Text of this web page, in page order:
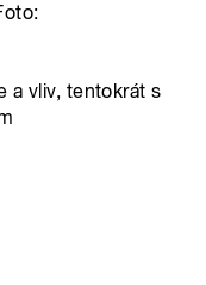
a vliv, tentokrát s